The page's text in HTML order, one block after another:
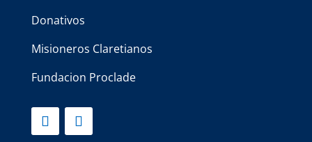
Donativos
Misioneros Claretianos
Fundacion Proclade